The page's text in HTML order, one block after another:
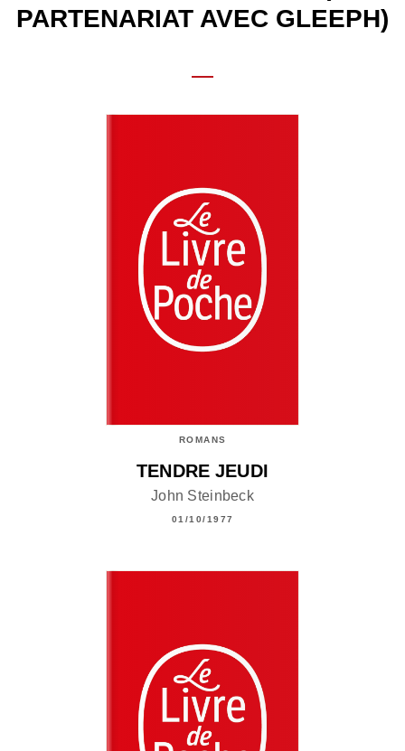
PARTENARIAT AVEC GLEEPH)
ROMANS
TENDRE JEUDI
John Steinbeck
01/10/1977